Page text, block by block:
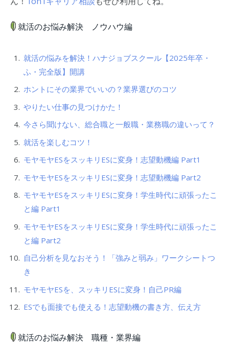
就活のお悩み解決 ノウハウ編
就活の悩みを解決！ハナジョブスクール【2025年卒・
ふ・完全版】開講
ホントにその業界でいいの？業界選びのコツ
やりたい仕事の見つけかた！
今さら聞けない、総合職と一般職・業務職の違いって？
就活を楽しむコツ！
モヤモヤESをスッキリESに変身！志望動機編 Part1
モヤモヤESをスッキリESに変身！志望動機編 Part2
モヤモヤESをスッキリESに変身！学生時代に頑張ったこ
と編 Part1
モヤモヤESをスッキリESに変身！学生時代に頑張ったこ
と編 Part2
自己分析を見なおそう！「強みと弱み」ワークシートつ
き
モヤモヤESを、スッキリESに変身！自己PR編
ESでも面接でも使える！志望動機の書き方、伝え方
就活のお悩み解決 職種・業界編